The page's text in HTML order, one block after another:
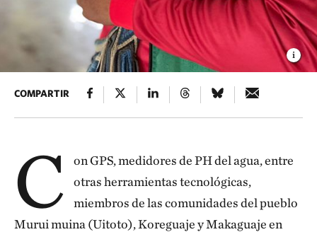
COMPARTIR
C
on GPS, medidores de PH del agua, entre
otras herramientas tecnológicas,
miembros de las comunidades del pueblo
Murui muina (Uitoto), Koreguaje y Makaguaje en